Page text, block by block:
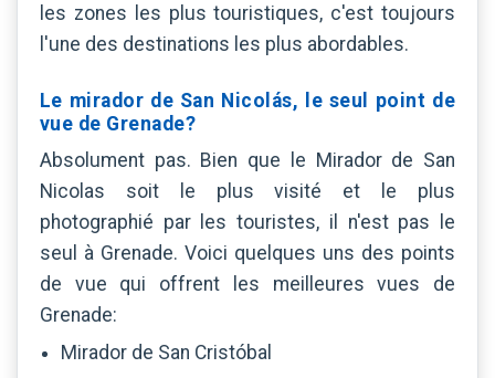
les zones les plus touristiques, c'est toujours
l'une des destinations les plus abordables.
Le mirador de San Nicolás, le seul point de
vue de Grenade?
Absolument pas. Bien que le Mirador de San
Nicolas soit le plus visité et le plus
photographié par les touristes, il n'est pas le
seul à Grenade. Voici quelques uns des points
de vue qui offrent les meilleures vues de
Grenade:
Mirador de San Cristóbal